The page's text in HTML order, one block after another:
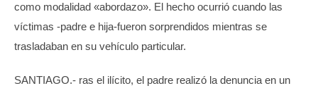
como modalidad «abordazo». El hecho ocurrió cuando las
víctimas -padre e hija-fueron sorprendidos mientras se
trasladaban en su vehículo particular.
SANTIAGO.- ras el ilícito, el padre realizó la denuncia en un